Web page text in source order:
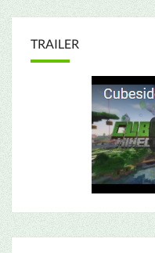
TRAILER